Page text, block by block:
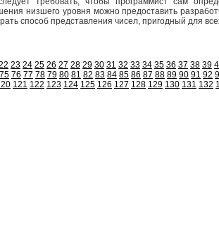
низшего уровня можно предоставить
способ представления чисел, пригодный для
23 24 25 26 27 28 29 30 31 32 33 34 35 36 37 38 39
75 76 77 78 79 80 81 82 83 84 85 86 87 88 89 90 91 92
121 122 123 124 125 126 127 128 129 130 131 132